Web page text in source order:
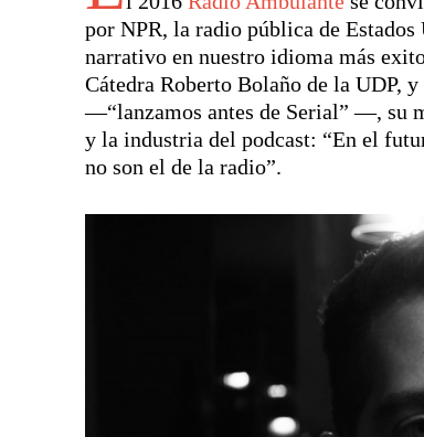
por NPR, la radio pública de
narrativo en nuestro idioma más
Cátedra Roberto Bolaño de la UDP,
—“lanzamos antes de Serial” —, su
y la industria del podcast: “En el
no son el de la radio”.